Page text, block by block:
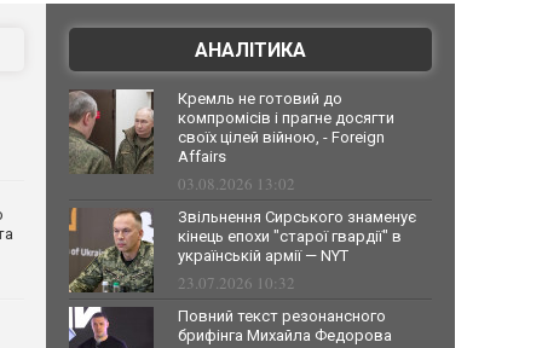
АНАЛІТИКА
Кремль не готовий до
компромісів і прагне досягти
своїх цілей війною, - Foreign
Affairs
03.08.2026 13:02
Звільнення Сирського знаменує
кінець епохи "старої гвардії" в
українській армії — NYT
23.07.2026 10:32
Повний текст резонансного
брифінга Михайла Федорова